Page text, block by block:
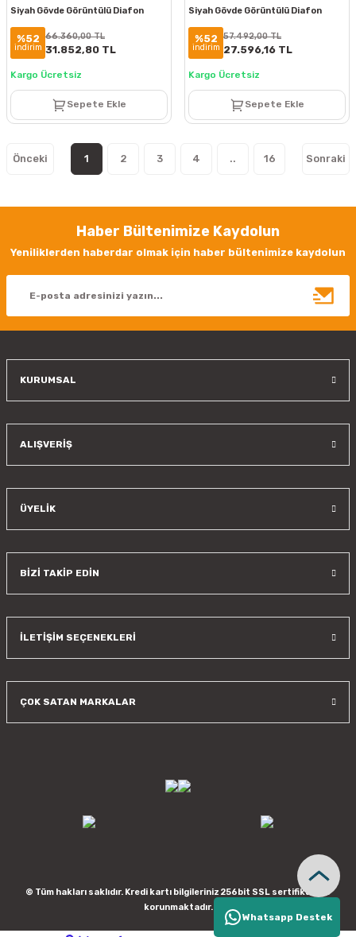
Siyah Gövde Görüntülü Diafon
Paketi
%52
indirim
66.360,00 TL
31.852,80 TL
Kargo Ücretsiz
Sepete Ekle
Siyah Gövde Görüntülü Diafon
Paketi
%52
indirim
57.492,00 TL
27.596,16 TL
Kargo Ücretsiz
Sepete Ekle
1 2 3 4 .. 16
Haber Bültenimize Kaydolun
Yeniliklerden haberdar olmak için haber bültenimize kaydolun
KURUMSAL
ALIŞVERİŞ
ÜYELİK
BİZİ TAKİP EDİN
İLETİŞİM SEÇENEKLERİ
ÇOK SATAN MARKALAR
© Tüm hakları saklıdır. Kredi kartı bilgileriniz 256bit SSL sertifikası ile
korunmaktadır.
Whatsapp Destek